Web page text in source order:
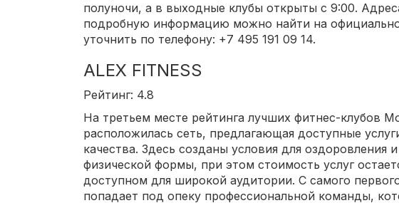
полуночи, а в выходные клубы открыты с 9:00.
подробную информацию можно найти на
уточнить по телефону: +7 495 191 09 14.
ALEX FITNESS
Рейтинг: 4.8
На третьем месте рейтинга лучших фитнес-клубов
расположилась сеть, предлагающая доступные
качества. Здесь созданы условия для оздоровления
физической формы, при этом стоимость услуг
доступном для широкой аудитории. С самого
попадает под опеку профессиональной команды,